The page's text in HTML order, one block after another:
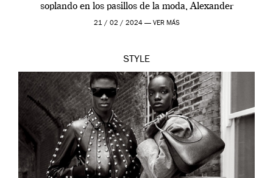
soplando en los pasillos de la moda, Alexander
McQueen se prepara para una […]
21 / 02 / 2024 — VER MÁS
STYLE